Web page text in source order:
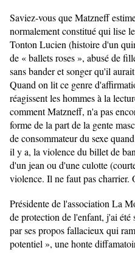
Saviez-vous que Matzneff
normalement constitué qui lise
Tonton Lucien (histoire d'un
de « ballets roses », abusé de
sans bander et songer qu'il
Quand on lit ce genre
réagissent les hommes à la
comment Matzneff, n'a pas
forme de la part de la gente
de consommateur du sexe
il y a, la violence du billet de
d'un jean ou d'une culotte
violence. Il ne faut pas charrier.
Présidente de l'association La
de protection de l'enfant, j'ai été
par ses propos fallacieux qui
potentiel », une honte